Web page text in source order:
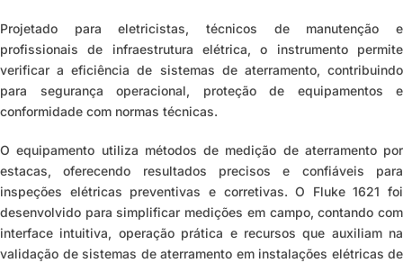
Projetado para eletricistas, técnicos de manutenção e
profissionais de infraestrutura elétrica, o instrumento permite
verificar a eficiência de sistemas de aterramento, contribuindo
para segurança operacional, proteção de equipamentos e
conformidade com normas técnicas.
O equipamento utiliza métodos de medição de aterramento por
estacas, oferecendo resultados precisos e confiáveis para
inspeções elétricas preventivas e corretivas. O Fluke 1621 foi
desenvolvido para simplificar medições em campo, contando com
interface intuitiva, operação prática e recursos que auxiliam na
validação de sistemas de aterramento em instalações elétricas de